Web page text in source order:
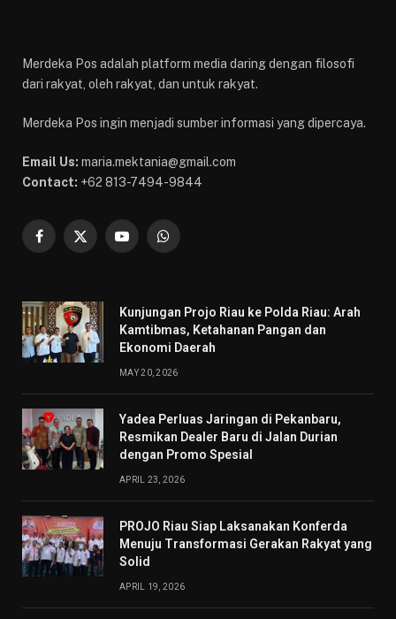
Merdeka Pos adalah platform media daring dengan filosofi
dari rakyat, oleh rakyat, dan untuk rakyat.
Merdeka Pos ingin menjadi sumber informasi yang dipercaya.
Email Us: maria.mektania@gmail.com
Contact: +62 813-7494-9844
Facebook
X
YouTubeWhatsApp
Kunjungan Projo Riau ke Polda Riau: Arah
Kamtibmas, Ketahanan Pangan dan
Ekonomi Daerah
MAY 20, 2026
Yadea Perluas Jaringan di Pekanbaru,
Resmikan Dealer Baru di Jalan Durian
dengan Promo Spesial
APRIL 23, 2026
PROJO Riau Siap Laksanakan Konferda
Menuju Transformasi Gerakan Rakyat yang
Solid
APRIL 19, 2026